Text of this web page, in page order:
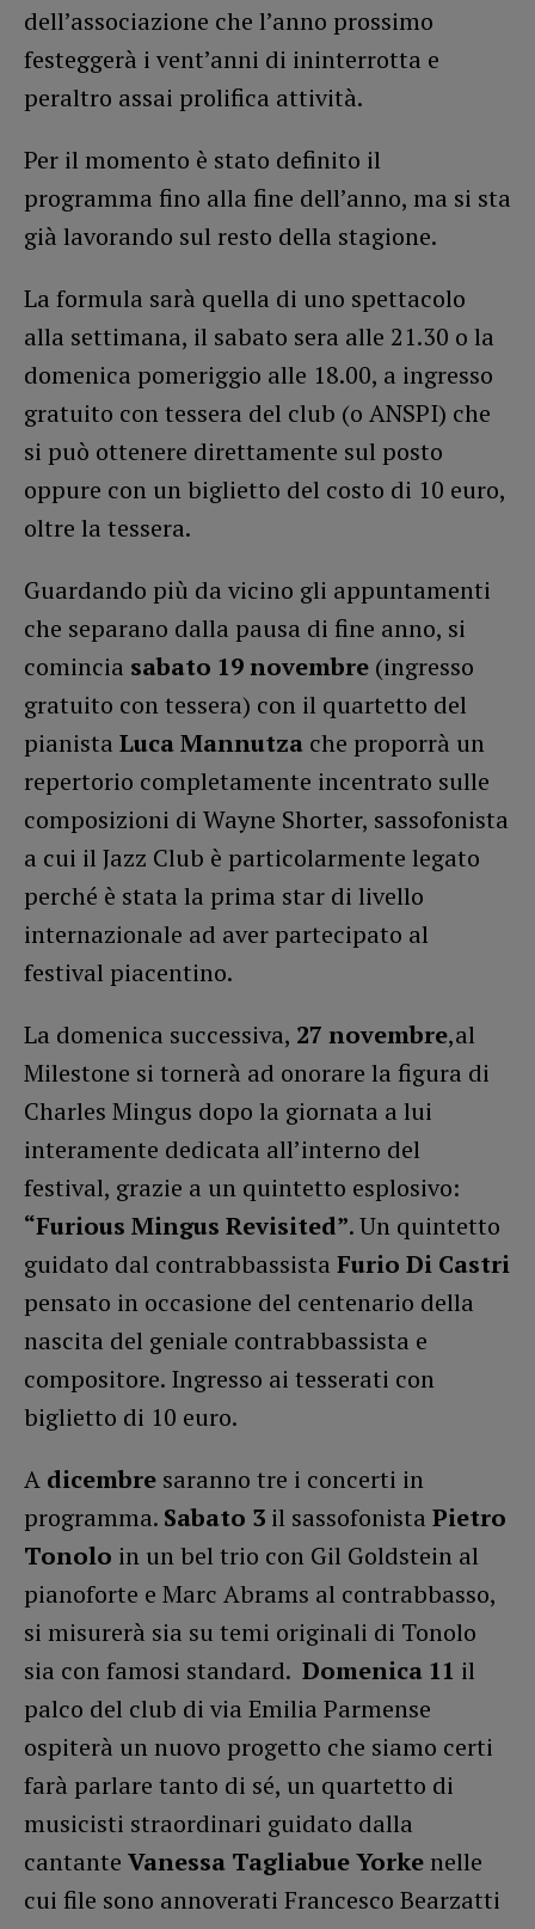
dell’associazione che l’anno prossimo
festeggerà i vent’anni di ininterrotta e
peraltro assai prolifica attività.
Per il momento è stato definito il
programma fino alla fine dell’anno, ma si sta
già lavorando sul resto della stagione.
La formula sarà quella di uno spettacolo
alla settimana, il sabato sera alle 21.30 o la
domenica pomeriggio alle 18.00, a ingresso
gratuito con tessera del club (o ANSPI) che
si può ottenere direttamente sul posto
oppure con un biglietto del costo di 10 euro,
oltre la tessera.
Guardando più da vicino gli appuntamenti
che separano dalla pausa di fine anno, si
comincia sabato 19 novembre (ingresso
gratuito con tessera) con il quartetto del
pianista Luca Mannutza che proporrà un
repertorio completamente incentrato sulle
composizioni di Wayne Shorter, sassofonista
a cui il Jazz Club è particolarmente legato
perché è stata la prima star di livello
internazionale ad aver partecipato al
festival piacentino.
La domenica successiva, 27 novembre,al
Milestone si tornerà ad onorare la figura di
Charles Mingus dopo la giornata a lui
interamente dedicata all’interno del
festival, grazie a un quintetto esplosivo:
“Furious Mingus Revisited”. Un quintetto
guidato dal contrabbassista Furio Di Castri
pensato in occasione del centenario della
nascita del geniale contrabbassista e
compositore. Ingresso ai tesserati con
biglietto di 10 euro.
A dicembre saranno tre i concerti in
programma. Sabato 3 il sassofonista Pietro
Tonolo in un bel trio con Gil Goldstein al
pianoforte e Marc Abrams al contrabbasso,
si misurerà sia su temi originali di Tonolo
sia con famosi standard. Domenica 11 il
palco del club di via Emilia Parmense
ospiterà un nuovo progetto che siamo certi
farà parlare tanto di sé, un quartetto di
musicisti straordinari guidato dalla
cantante Vanessa Tagliabue Yorke nelle
cui file sono annoverati Francesco Bearzatti